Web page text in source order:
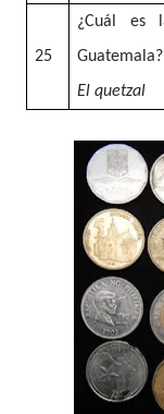
25
¿Cuál es
Guatemala?
El quetzal